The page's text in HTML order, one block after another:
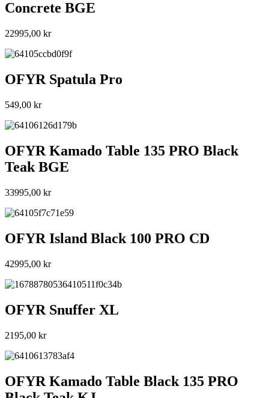
Concrete BGE
22995,00 kr
OFYR Spatula Pro
549,00 kr
OFYR Kamado Table 135 PRO Black
Teak BGE
33995,00 kr
OFYR Island Black 100 PRO CD
42995,00 kr
OFYR Snuffer XL
2195,00 kr
OFYR Kamado Table Black 135 PRO